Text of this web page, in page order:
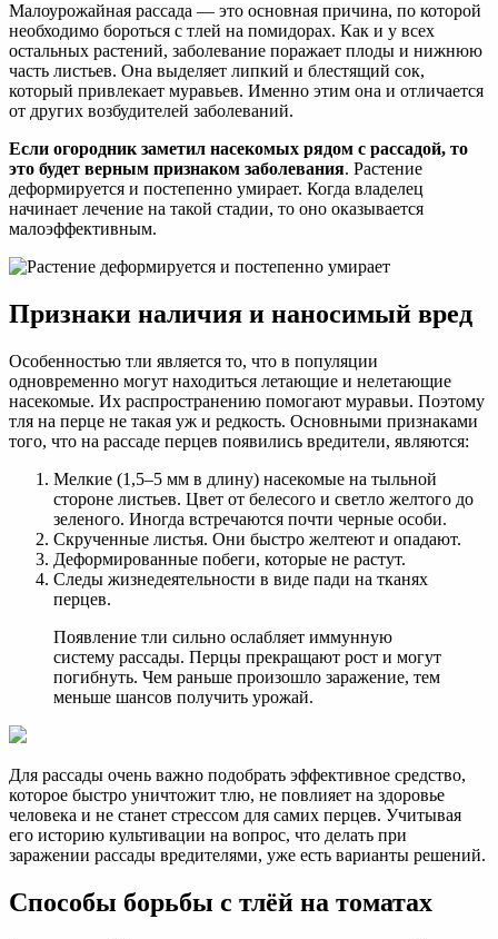
Малоурожайная рассада — это основная причина, по которой
необходимо бороться с тлей на помидорах. Как и у всех
остальных растений, заболевание поражает плоды и нижнюю
часть листьев. Она выделяет липкий и блестящий сок,
который привлекает муравьев. Именно этим она и отличается
от других возбудителей заболеваний.
Если огородник заметил насекомых рядом с рассадой, то
это будет верным признаком заболевания. Растение
деформируется и постепенно умирает. Когда владелец
начинает лечение на такой стадии, то оно оказывается
малоэффективным.
Признаки наличия и наносимый вред
Особенностью тли является то, что в популяции
одновременно могут находиться летающие и нелетающие
насекомые. Их распространению помогают муравьи. Поэтому
тля на перце не такая уж и редкость. Основными признаками
того, что на рассаде перцев появились вредители, являются:
Мелкие (1,5–5 мм в длину) насекомые на тыльной
стороне листьев. Цвет от белесого и светло желтого до
зеленого. Иногда встречаются почти черные особи.
Скрученные листья. Они быстро желтеют и опадают.
Деформированные побеги, которые не растут.
Следы жизнедеятельности в виде пади на тканях
перцев.
Появление тли сильно ослабляет иммунную
систему рассады. Перцы прекращают рост и могут
погибнуть. Чем раньше произошло заражение, тем
меньше шансов получить урожай.
Для рассады очень важно подобрать эффективное средство,
которое быстро уничтожит тлю, не повлияет на здоровье
человека и не станет стрессом для самих перцев. Учитывая
его историю культивации на вопрос, что делать при
заражении рассады вредителями, уже есть варианты решений.
Способы борьбы с тлёй на томатах